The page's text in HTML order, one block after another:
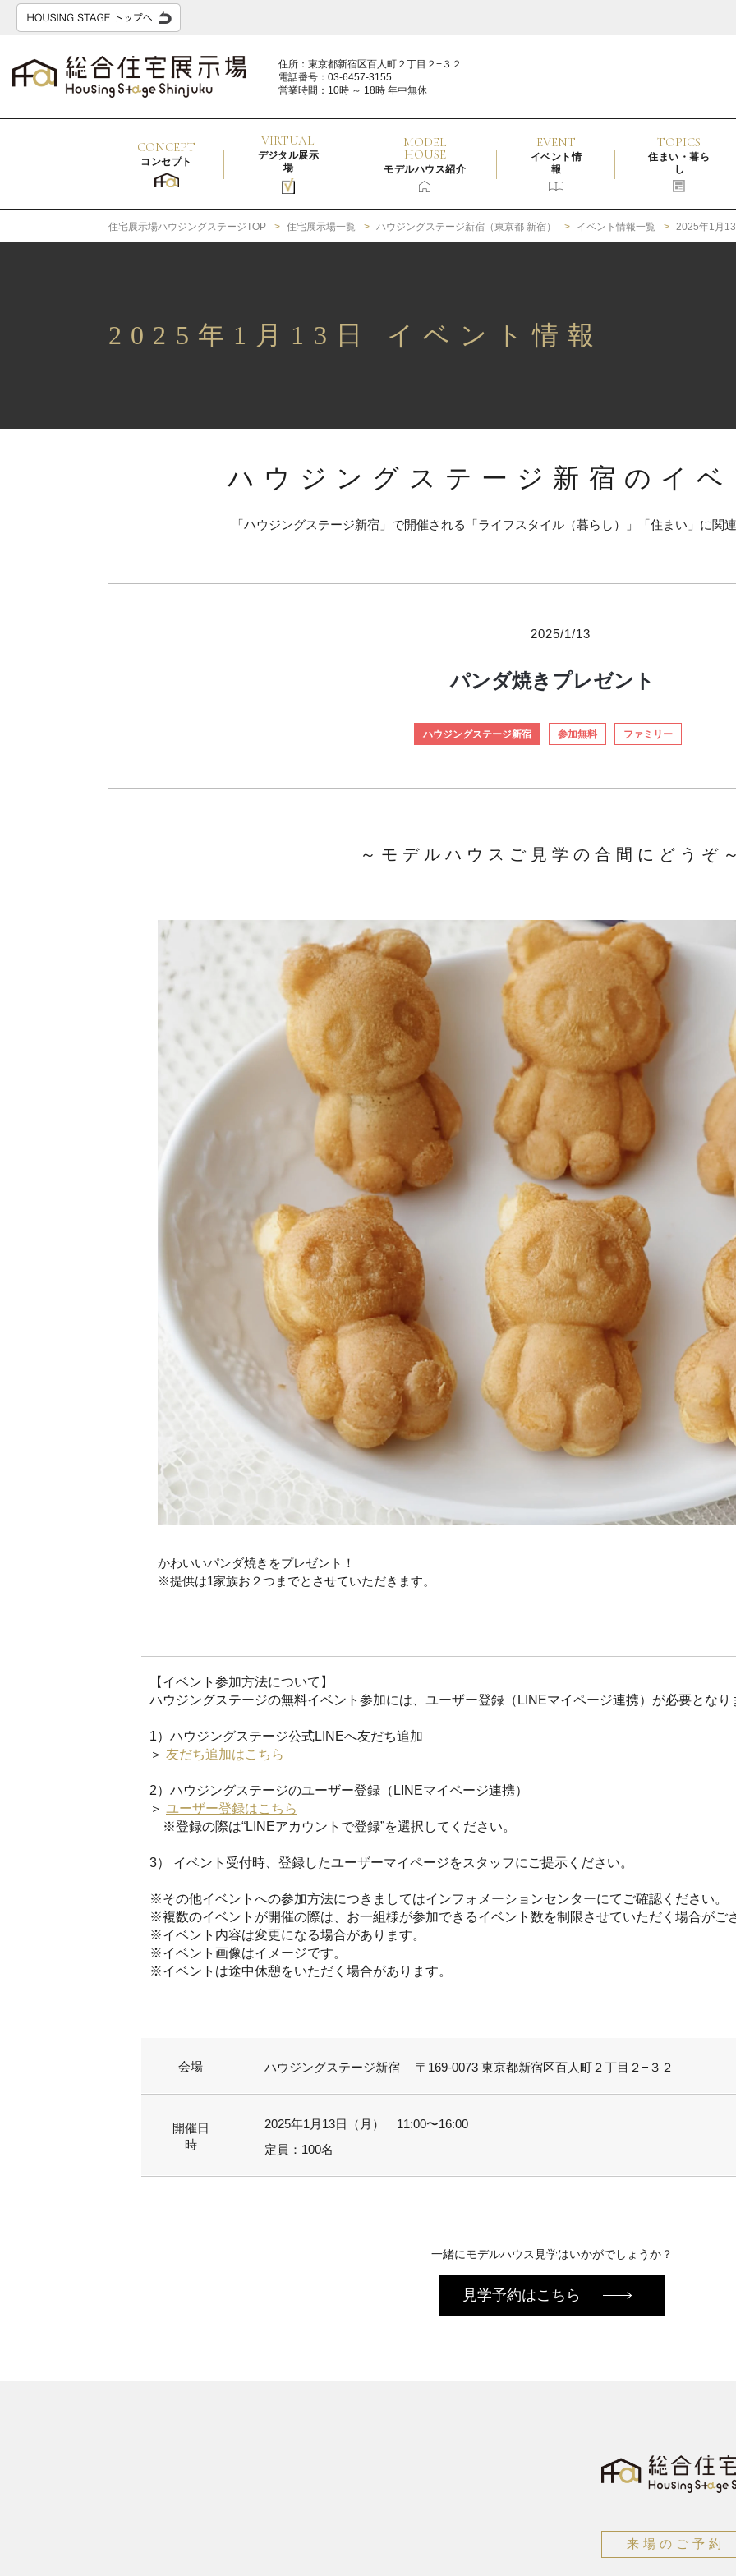
住所：東京都新宿区百人町２丁目２−３２
電話番号：03-6457-3155
営業時間：10時 ～ 18時 年中無休
CONCEPT
コンセプト
VIRTUAL
デジタル展示
場
MODEL
HOUSE
モデルハウス紹介
EVENT
イベント情
報
TOPICS
住まい・暮ら
し
住宅展示場ハウジングステージTOP 住宅展示場一覧 ハウジングステージ新宿（東京都 新宿） イベント情報一覧 2025年1月
2025年1月13日 イベント情報
ハウジングステージ新宿のイ
「ハウジングステージ新宿」で開催される「ライフスタイル（暮らし）」「住まい」に関
2025/1/13
パンダ焼きプレゼント
ハウジングステージ新宿 参加無料 ファミリー
～モデルハウスご見学の合間にどうぞ
かわいいパンダ焼きをプレゼント！
※提供は1家族お２つまでとさせていただきます。
【イベント参加方法について】
ハウジングステージの無料イベント参加には、ユーザー登録（LINEマイページ連携）が必要となり
1）ハウジングステージ公式LINEへ友だち追加
＞ 友だち追加はこちら
2）ハウジングステージのユーザー登録（LINEマイページ連携）
＞ ユーザー登録はこちら
※登録の際は“LINEアカウントで登録”を選択してください。
3） イベント受付時、登録したユーザーマイページをスタッフにご提示ください。
※その他イベントへの参加方法につきましてはインフォメーションセンターにてご確認ください。
※複数のイベントが開催の際は、お一組様が参加できるイベント数を制限させていただく場合がご
※イベント内容は変更になる場合があります。
※イベント画像はイメージです。
※イベントは途中休憩をいただく場合があります。
会場 ハウジングステージ新宿 〒169-0073 東京都新宿区百人町２丁目２−３２
開催日
時
2025年1月13日（月） 11:00〜16:00
定員：100名
一緒にモデルハウス見学はいかがでしょうか？
見学予約はこちら
来場のご予約